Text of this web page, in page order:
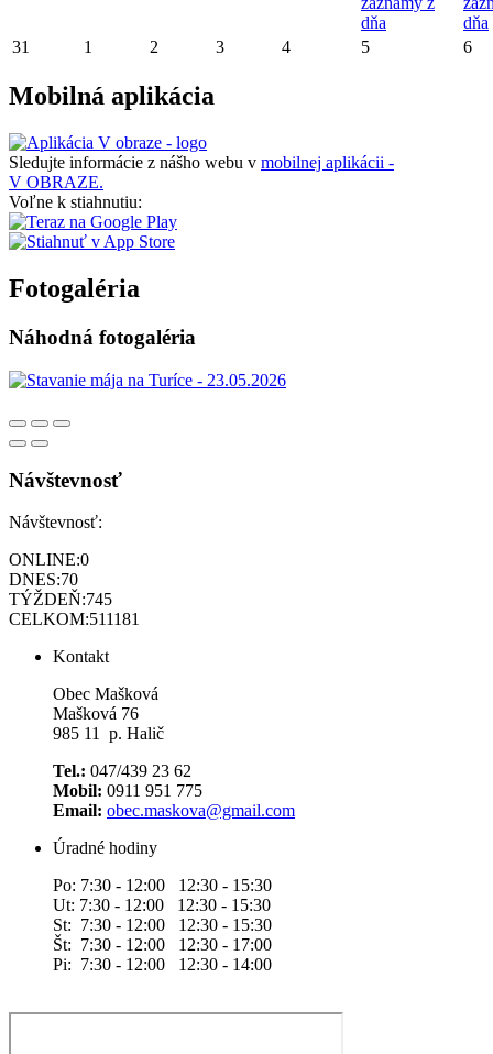
dňa
dňa
31
1 2 3 4 5 6
Mobilná aplikácia
Sledujte informácie z nášho webu v mobilnej aplikácii -
V OBRAZE.
Voľne k stiahnutiu:
Fotogaléria
Náhodná fotogaléria
Návštevnosť
Návštevnosť:
ONLINE:0
DNES:70
TÝŽDEŇ:745
CELKOM:511181
Kontakt
Obec Mašková
Mašková 76
985 11 p. Halič
Tel.: 047/439 23 62
Mobil: 0911 951 775
Email: obec.maskova@gmail.com
Úradné hodiny
Po: 7:30 - 12:00 12:30 - 15:30
Ut: 7:30 - 12:00 12:30 - 15:30
St: 7:30 - 12:00 12:30 - 15:30
Št: 7:30 - 12:00 12:30 - 17:00
Pi: 7:30 - 12:00 12:30 - 14:00